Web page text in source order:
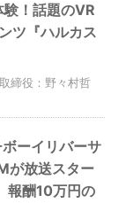
！話題のVR
ツ『ハルカス
締役：野々村哲
ーイリバーサ
が放送スター
報酬10万円の